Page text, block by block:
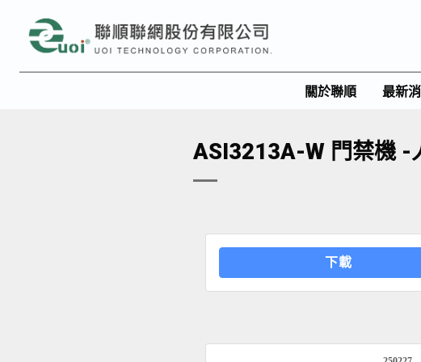
關於聯順 最新
ASI3213A-W 門禁機 -
下載